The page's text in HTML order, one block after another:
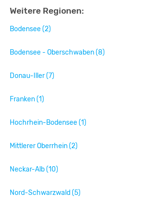
Weitere Regionen:
Bodensee (2)
Bodensee - Oberschwaben (8)
Donau-Iller (7)
Franken (1)
Hochrhein-Bodensee (1)
Mittlerer Oberrhein (2)
Neckar-Alb (10)
Nord-Schwarzwald (5)